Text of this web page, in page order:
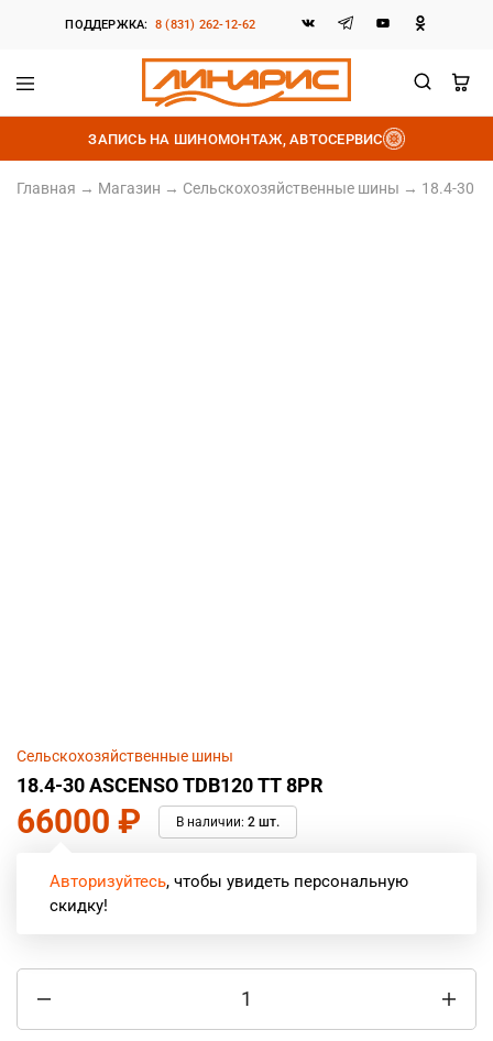
ПОДДЕРЖКА: 8 (831) 262-12-62
Линарис
Продажа
шин,
дисков
и
аккумуляторов
ЗАПИСЬ НА ШИНОМОНТАЖ, АВТОСЕРВИС
Главная → Магазин → Сельскохозяйственные шины → 18.4-30
Сельскохозяйственные шины
18.4-30 ASCENSO TDB120 TT 8PR
66000 ₽ В наличии: 2 шт.
Авторизуйтесь, чтобы увидеть персональную
скидку!